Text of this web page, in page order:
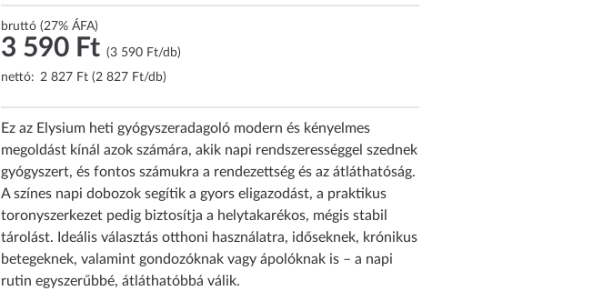
bruttó (27% ÁFA)
3 590 Ft (3 590 Ft/db)
nettó: 2 827 Ft (2 827 Ft/db)
Ez az Elysium heti gyógyszeradagoló modern és kényelmes
megoldást kínál azok számára, akik napi rendszerességgel szednek
gyógyszert, és fontos számukra a rendezettség és az átláthatóság.
A színes napi dobozok segítik a gyors eligazodást, a praktikus
toronyszerkezet pedig biztosítja a helytakarékos, mégis stabil
tárolást. Ideális választás otthoni használatra, időseknek, krónikus
betegeknek, valamint gondozóknak vagy ápolóknak is – a napi
rutin egyszerűbbé, átláthatóbbá válik.